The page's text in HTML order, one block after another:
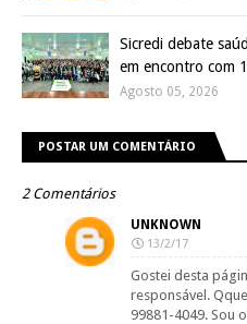
Sicredi debate
em encontro com
Agosto 05, 2026
POSTAR UM COMENTÁRIO
2 Comentários
UNKNOWN
13/2/17
Gostei desta
responsável.
99881-4049. Sou